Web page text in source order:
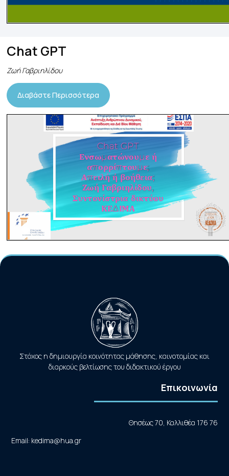
Chat GPT
Ζωή Γαβριηλίδου
Διαβάστε Περισσότερα
Στόχος η δημιουργία κοινότητας μάθησης, καινοτομίας και
διαρκούς βελτίωσης του διδακτικού έργου
Επικοινωνία
Θησέως 70, Καλλιθέα 176 76
Email: kedima@hua.gr